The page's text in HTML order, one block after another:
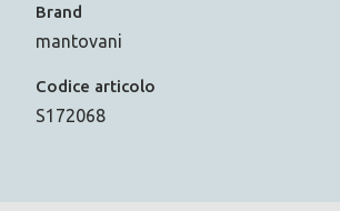
Brand
mantovani
Codice articolo
S172068